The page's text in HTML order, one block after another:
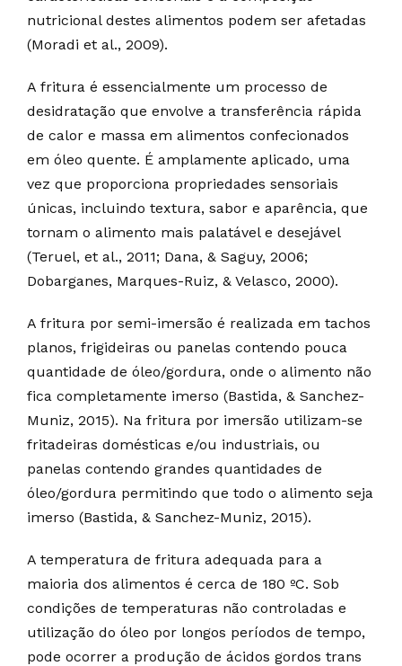
nutricional destes alimentos podem ser afetadas
(Moradi et al., 2009).
A fritura é essencialmente um processo de
desidratação que envolve a transferência rápida
de calor e massa em alimentos confecionados
em óleo quente. É amplamente aplicado, uma
vez que proporciona propriedades sensoriais
únicas, incluindo textura, sabor e aparência, que
tornam o alimento mais palatável e desejável
(Teruel, et al., 2011; Dana, & Saguy, 2006;
Dobarganes, Marques-Ruiz, & Velasco, 2000).
A fritura por semi-imersão é realizada em tachos
planos, frigideiras ou panelas contendo pouca
quantidade de óleo/gordura, onde o alimento não
fica completamente imerso (Bastida, & Sanchez-
Muniz, 2015). Na fritura por imersão utilizam-se
fritadeiras domésticas e/ou industriais, ou
panelas contendo grandes quantidades de
óleo/gordura permitindo que todo o alimento seja
imerso (Bastida, & Sanchez-Muniz, 2015).
A temperatura de fritura adequada para a
maioria dos alimentos é cerca de 180 ºC. Sob
condições de temperaturas não controladas e
utilização do óleo por longos períodos de tempo,
pode ocorrer a produção de ácidos gordos trans